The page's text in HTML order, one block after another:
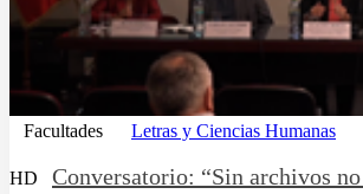
Facultades Letras y Ciencias Humanas
HD
Conversatorio: “Sin archivos